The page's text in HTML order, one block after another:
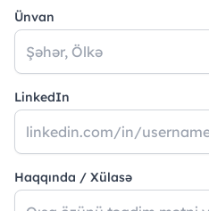
Ünvan
LinkedIn
Haqqında / Xülasə